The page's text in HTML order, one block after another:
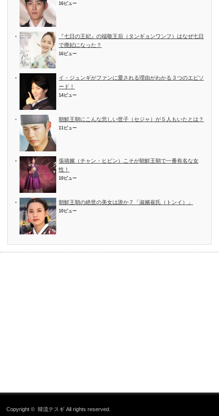
16ビュー
『七日の王妃』の端敬王后（タンギョンワンフ）はなぜ七日
で廃妃になった？
16ビュー
イ・ジュンギがファンに愛される理由がわかる３つのエピソ
ード！
14ビュー
朝鮮王朝にこんな悲しい世子（セジャ）が５人もいたとは？
11ビュー
張禧嬪（チャン・ヒビン）こそが朝鮮王朝で一番有名な女
性！
10ビュー
朝鮮王朝の絶世の美女は誰か７「淑嬪崔氏（トンイ）」
10ビュー
Copyright ©韓流テスギ All rights reserved.